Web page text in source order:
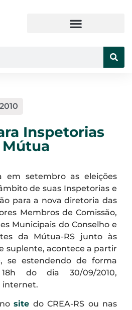
Inspetorias
Mútua
em setembro as eleições
de suas Inspetorias e
para a nova diretoria das
Membros de Comissão,
Municipais do Conselho e
da Mútua-RS junto às
suplente, acontece a partir
se estendendo de forma
do dia 30/09/2010,
internet.
nosite do CREA-RS ou nas